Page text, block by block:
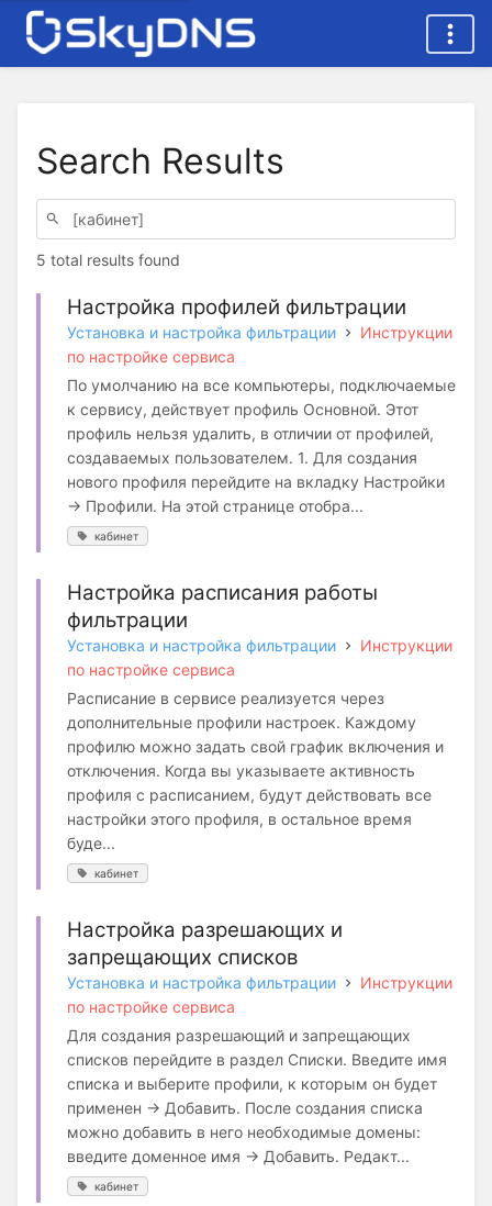
Search Results
5 total results found
Настройка профилей фильтрации
Установка и настройка фильтрации
Инструкции
по настройке сервиса
По умолчанию на все компьютеры, подключаемые
к сервису, действует профиль Основной. Этот
профиль нельзя удалить, в отличии от профилей,
создаваемых пользователем. 1. Для создания
нового профиля перейдите на вкладку Настройки
→ Профили. На этой странице отобра...
кабинет
Настройка расписания работы
фильтрации
Установка и настройка фильтрации
Инструкции
по настройке сервиса
Расписание в сервисе реализуется через
дополнительные профили настроек. Каждому
профилю можно задать свой график включения и
отключения. Когда вы указываете активность
профиля с расписанием, будут действовать все
настройки этого профиля, в остальное время
буде...
кабинет
Настройка разрешающих и
запрещающих списков
Установка и настройка фильтрации
Инструкции
по настройке сервиса
Для создания разрешающий и запрещающих
списков перейдите в раздел Списки. Введите имя
списка и выберите профили, к которым он будет
применен → Добавить. После создания списка
можно добавить в него необходимые домены:
введите доменное имя → Добавить. Редакт...
кабинет